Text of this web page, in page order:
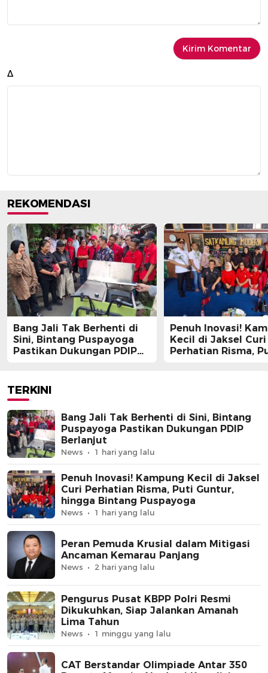
Δ
REKOMENDASI
Bang Jali Tak Berhenti di
Sini, Bintang Puspayoga
Pastikan Dukungan PDIP
Penuh Inovasi!
Kecil di Jaksel Curi
Perhatian Risma,
TERKINI
Bang Jali Tak Berhenti di Sini, Bintang
Puspayoga Pastikan Dukungan PDIP
Berlanjut
News 1 hari yang lalu
Penuh Inovasi! Kampung Kecil di Jaksel
Curi Perhatian Risma, Puti Guntur,
hingga Bintang Puspayoga
News 1 hari yang lalu
Peran Pemuda Krusial dalam Mitigasi
Ancaman Kemarau Panjang
News 2 hari yang lalu
Pengurus Pusat KBPP Polri Resmi
Dikukuhkan, Siap Jalankan Amanah
Lima Tahun
News 1 minggu yang lalu
CAT Berstandar Olimpiade Antar 350